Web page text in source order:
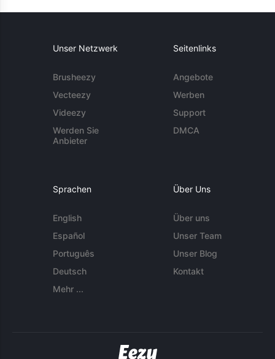
Unser Netzwerk
Brusheezy
Vecteezy
Videezy
Werden Sie
Anbieter
Seitenlinks
Angebote
Werben
Support
DMCA
Sprachen
English
Español
Português
Deutsch
Mehr ...
Über Uns
Über uns
Unser Team
Unser Blog
Kontakt